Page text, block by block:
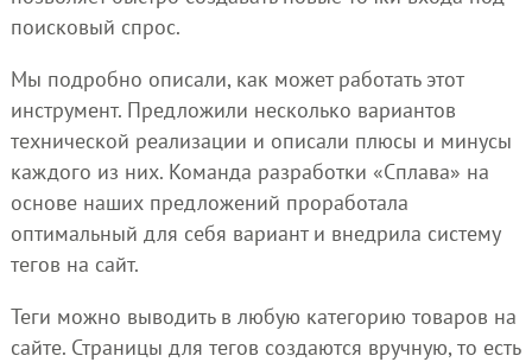
поисковый спрос.
Мы подробно описали, как может работать этот
инструмент. Предложили несколько вариантов
технической реализации и описали плюсы и минусы
каждого из них. Команда разработки «Сплава» на
основе наших предложений проработала
оптимальный для себя вариант и внедрила систему
тегов на сайт.
Теги можно выводить в любую категорию товаров на
сайте. Страницы для тегов создаются вручную, то есть